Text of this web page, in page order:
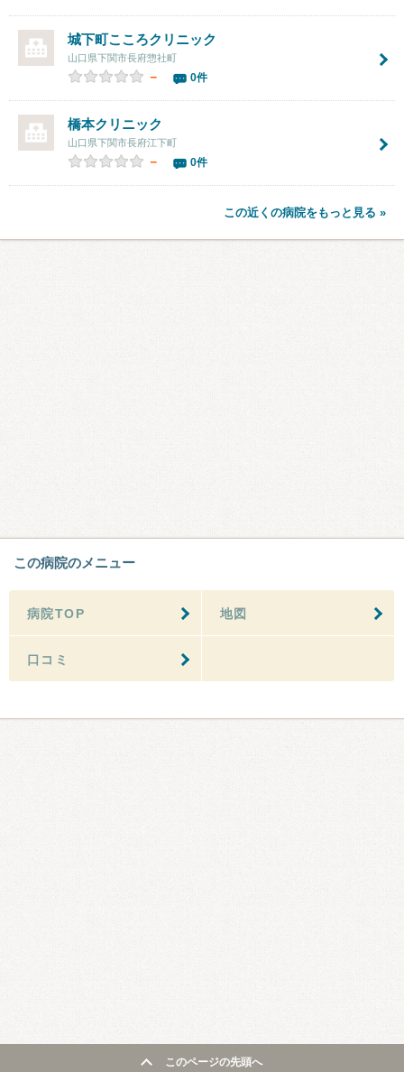
城下町こころクリニック
山口県下関市長府惣社町
－ 0件
橋本クリニック
山口県下関市長府江下町
－ 0件
この近くの病院をもっと見る »
この病院のメニュー
病院TOP 地図
口コミ
このページの先頭へ